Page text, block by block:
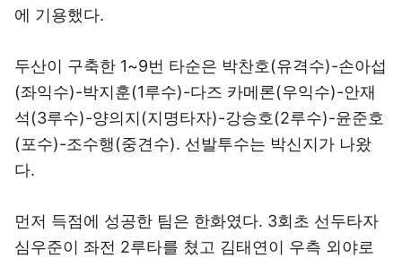
에 기용했다.
두산이 구축한 1~9번 타순은 박찬호(유격수)-손아섭
(좌익수)-박지훈(1루수)-다즈 카메론(우익수)-안재
석(3루수)-양의지(지명타자)-강승호(2루수)-윤준호
(포수)-조수행(중견수). 선발투수는 박신지가 나왔
다.
먼저 득점에 성공한 팀은 한화였다. 3회초 선두타자
심우준이 좌전 2루타를 쳤고 김태연이 우측 외야로